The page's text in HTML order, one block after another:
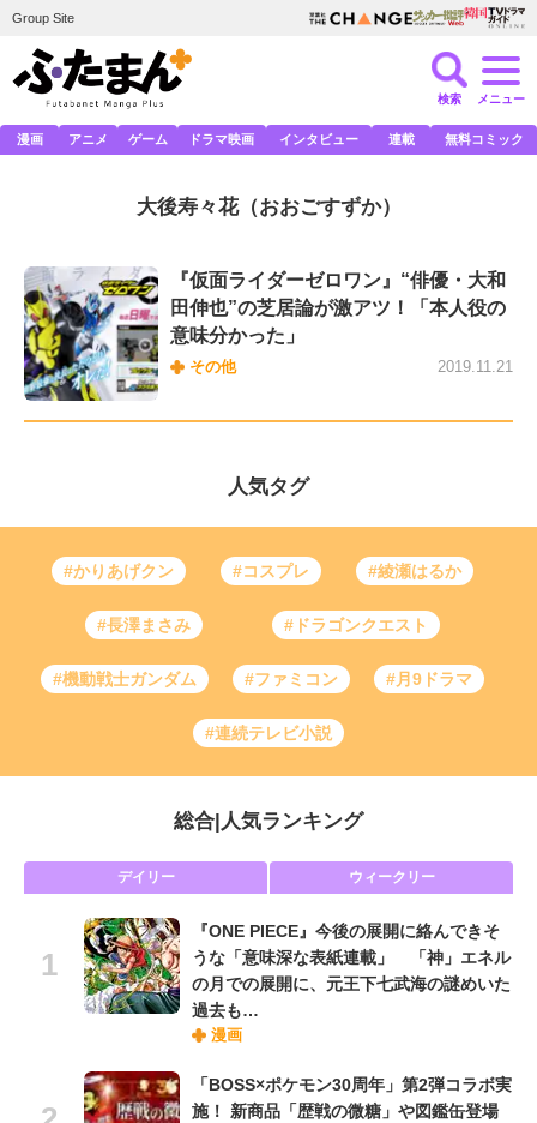
Group Site
検索 メニュー
漫画 アニメ ゲーム ドラマ映画 インタビュー 連載 無料コミック
大後寿々花（おおごすずか）
『仮面ライダーゼロワン』“俳優・大和
田伸也”の芝居論が激アツ！「本人役の
意味分かった」
その他 2019.11.21
人気タグ
#かりあげクン #コスプレ #綾瀬はるか
#長澤まさみ #ドラゴンクエスト
#機動戦士ガンダム #ファミコン #月9ドラマ
#連続テレビ小説
総合 人気ランキング
デイリー ウィークリー
『ONE PIECE』今後の展開に絡んできそ
うな「意味深な表紙連載」 「神」エネル
の月での展開に、元王下七武海の謎めいた
過去も…
漫画
「BOSS×ポケモン30周年」第2弾コラボ実
施！ 新商品「歴戦の微糖」や図鑑缶登場